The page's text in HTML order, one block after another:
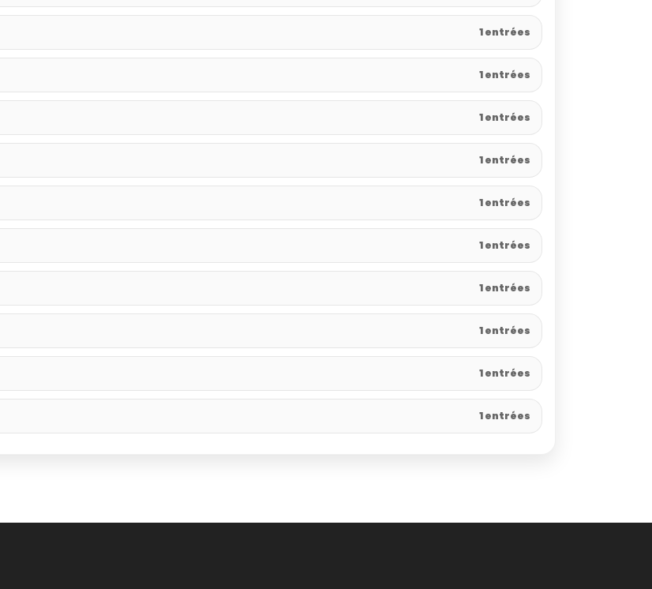
1 entrées
1 entrées
1 entrées
1 entrées
1 entrées
1 entrées
1 entrées
1 entrées
1 entrées
1 entrées